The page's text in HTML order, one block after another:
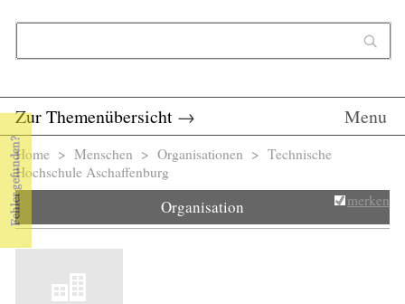
Zur Themenübersicht → Menu
Sie sind hier
Home > Menschen > Organisationen > Technische
Hochschule Aschaffenburg
Organisation merken